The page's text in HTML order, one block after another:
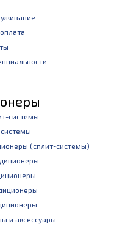
системы
(сплит-системы)
и аксессуары